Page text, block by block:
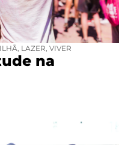
LAZER VIVER
na